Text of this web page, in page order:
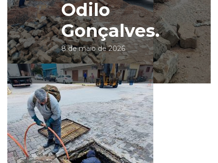
Odilo
Gonçalves.
8 de maio de 2026